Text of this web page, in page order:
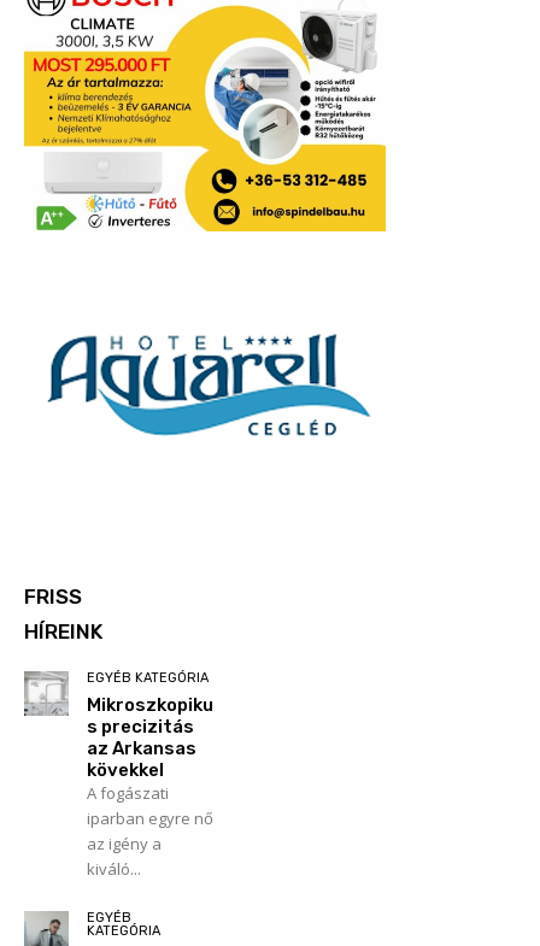
FRISS
HÍREINK
EGYÉB KATEGÓRIA
Mikroszkopiku
s precizitás
az Arkansas
kövekkel
A fogászati
iparban egyre nő
az igény a
kiváló...
EGYÉB
KATEGÓRIA